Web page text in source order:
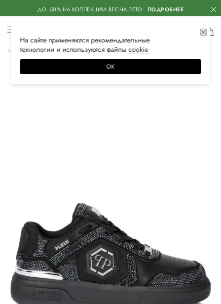
ДО -50% НА КОЛЛЕКЦИИ ВЕСНА-ЛЕТО ПОДРОБНЕЕ
Главная Женское Обувь Кеды
На сайте применяются рекомендательные
технологии и используются файлысооkiе
ОК